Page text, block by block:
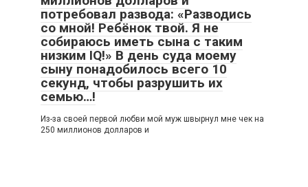
потребовал развода: «Разводись
со мной! Ребёнок твой. Я не
собираюсь иметь сына с таким
низким IQ!» В день суда моему
сыну понадобилось всего 10
секунд, чтобы разрушить их
семью…!
Из-за своей первой любви мой муж швырнул мне чек на
250 миллионов долларов и